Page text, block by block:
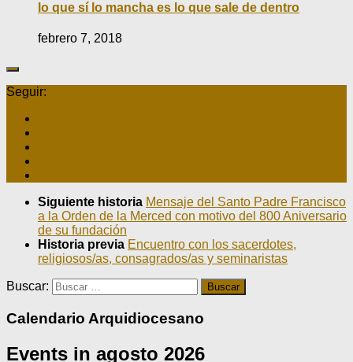
lo que sí lo mancha es lo que sale de dentro
febrero 7, 2018
Seguir:
Siguiente historia Mensaje del Santo Padre Francisco
a la Orden de la Merced con motivo del 800 Aniversario
de su fundación
Historia previa Encuentro con los sacerdotes,
religiosos/as, consagrados/as y seminaristas
Buscar:
Calendario Arquidiocesano
Events in agosto 2026